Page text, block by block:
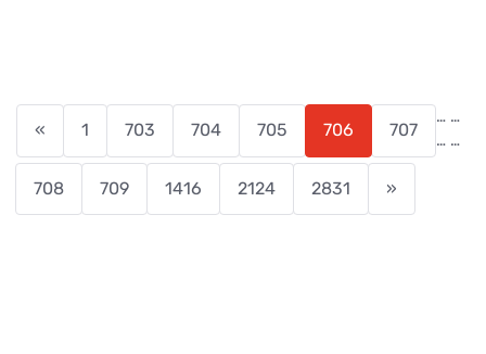
« 1
…
703 704 705 706 707
708 709
…
1416
…
2124
…
2831 »